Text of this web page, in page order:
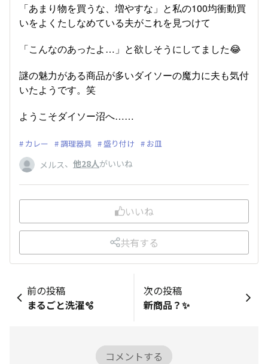
「あまり物を買うな、増やすな」と私の100均衝動買
いをよくたしなめている夫がこれを見つけて
「こんなのあったよ…」と欲しそうにしてました😂
謎の魅力がある商品が多いダイソーの魔力に夫も気付
いたようです。笑
ようこそダイソー沼へ……
カレー 調理器具 盛り付け お皿
メルス、 他28人がいいね
いいね
共有する
前の投稿
まるごと洗濯🫧
次の投稿
新商品？✨
コメントする